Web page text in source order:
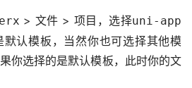
> 文件 > 项目 ，选择uni-app
认模板，当然你也可选择其他模
你选择的是默认模板，此时你的文